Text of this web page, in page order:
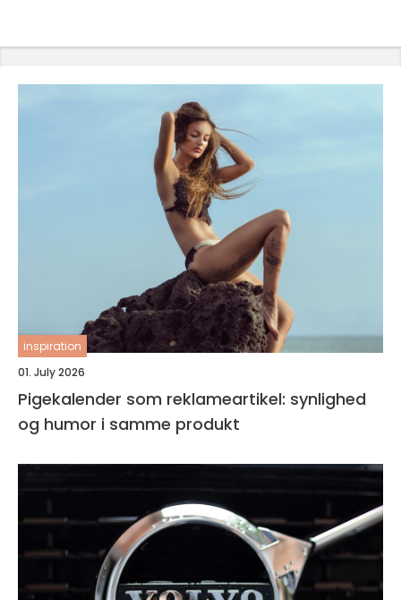
inspiration
01. July 2026
Pigekalender som reklameartikel: synlighed
og humor i samme produkt